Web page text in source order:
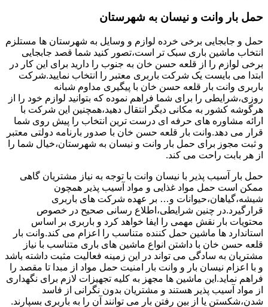
حمل بار وانت و نیسان به شهرستان
حمل و جابجایی برخی خرده لوازم و وسایل به شهرستان ها مستلزم
انتخاب ماشین باری سبک تر است،تصور کنید شما قصد جابجایی
برخی لوازم را از قلعه حسن خان به جنوب را دارید برای این کار در
ابتدا می بایست یک شرکت باربری معتبر را انتخاب نمایید.شرکت
باربری وانت بار قلعه حسن خان با پیگیری مداوم شبانه
روزی،شرایطی را برای شما فراهم نموده که بتوانید لوازم خود را از
هرگوشه کشور به مکانی دیگر انتقال دهید،همچنین این شرکت با
ارائه مشاوره های حرفه ای درست ترین انتخاب را پیش روی شما
قرار می دهد.وانت بار قلعه حسن خان با صدور بارنامه دولتی معتبر
و ثبت مجوز برای حمل بار وانت و نیسان به شهرستان،خیال شما را
از هر بابت راحت می کند.
حمل بار آسیب پذیر با نیسان وانت با توجه به نیاز مشتریان گاهی
ممکن است حمل مواد غذایی و مواد آسیب پذیر همچون
شیشه،گیاهان،حیوانات و… بر عهده شرکت های باربری
قرارگیرد.در چنین شرایطی،اطلاع رسانی صحیح در خصوص
محتویات بار نقش مهمی را ایفا خواهد کرد و باربری بر اساس
استاندارد ها ماشین حمل کننده متناسب را اعزام می کند.وانت بار
قلعه حسن خان با داشتن انواع ماشین های باری متناسب با نیاز
مشتریان به سادگی می تواند در این زمینه فعالیت مثبت داشته باشد
و با اعزام نیسان بار و وانت بار امنیت حمل مواد از مبدا تا مقصد را
فراهم نماید.این ماشین ها مجهز به کلیه تجهیزات لازم برای نگهداری
از مواد آسیب پذیر هستند و مشتریان بدون نگرانی از فاسد
شدن،شکستن یا از بین رفتن بار می توانند آن را به باربری بسپارند.